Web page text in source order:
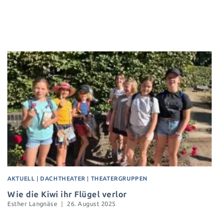
AKTUELL | DACHTHEATER | THEATERGRUPPEN
Wie die Kiwi ihr Flügel verlor
Esther Langnäse 26. August 2025